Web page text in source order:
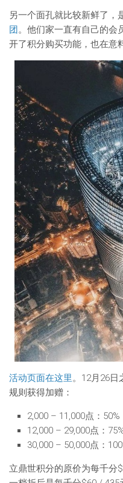
另一个面孔就比较新鲜了，
团。他们家一直有自己的会
开了积分购买功能，也在意
活动页面在这里。12月26日
规则获得加赠：
2,000 – 11,000点：50%
12,000 – 29,000点：
30,000 – 50,000点：
立鼎世积分的原价为每千分